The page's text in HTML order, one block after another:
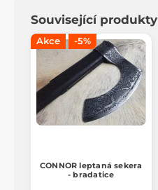
Související produkty
Akce -5%
CONNOR leptaná sekera
- bradatice